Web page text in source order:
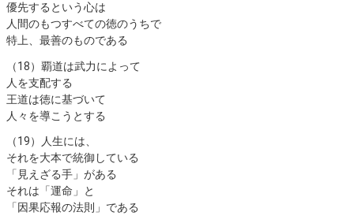
優先するという心は
人間のもつすべての徳のうちで
特上、最善のものであるㅤ ㅤㅤ
（18）ㅤ覇道は武力によって
人を支配する
王道は徳に基づいて
人々を導こうとするㅤ ㅤㅤ
（19）ㅤ人生には、
それを大本で統御している
「見えざる手」がある
それは「運命」と
「因果応報の法則」であるㅤ ㅤㅤ